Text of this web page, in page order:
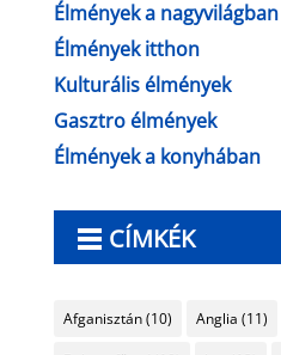
Élmények a nagyvilágban
Élmények itthon
Kulturális élmények
Gasztro élmények
Élmények a konyhában
CÍMKÉK
Afganisztán(10) Anglia (11)